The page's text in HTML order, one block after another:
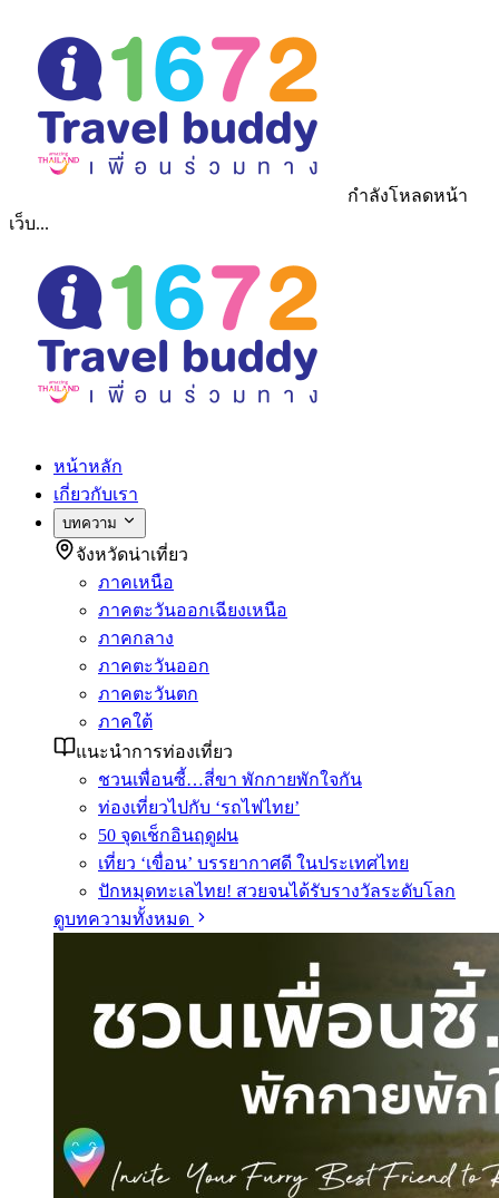
กำลังโหลดหน้า
เว็บ...
หน้าหลัก
เกี่ยวกับเรา
บทความ
จังหวัดน่าเที่ยว
ภาคเหนือ
ภาคตะวันออกเฉียงเหนือ
ภาคกลาง
ภาคตะวันออก
ภาคตะวันตก
ภาคใต้
แนะนำการท่องเที่ยว
ชวนเพื่อนซี้…สี่ขา พักกายพักใจกัน
ท่องเที่ยวไปกับ ‘รถไฟไทย’
50 จุดเช็กอินฤดูฝน
เที่ยว ‘เขื่อน’ บรรยากาศดี ในประเทศไทย
ปักหมุดทะเลไทย! สวยจนได้รับรางวัลระดับโลก
ดูบทความทั้งหมด